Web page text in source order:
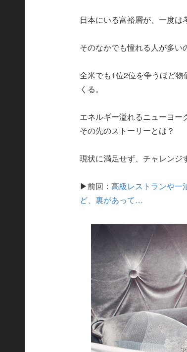
日本にいる富裕層が、一度は
そのなかでも憧れる人が多い
全米でも1位2位を争うほど
くる。
エネルギー溢れるニューヨー
その先のストーリーとは？
現状に満足せず、チャレンジ
▶前回：高級レストランや一
ど、裏があって…